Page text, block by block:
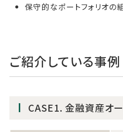
保守的なポートフォリオの
ご紹介している事例
CASE1. 金融資産オ